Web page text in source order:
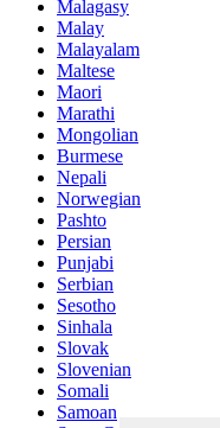
Malagasy
Malay
Malayalam
Maltese
Maori
Marathi
Mongolian
Burmese
Nepali
Norwegian
Pashto
Persian
Punjabi
Serbian
Sesotho
Sinhala
Slovak
Slovenian
Somali
Samoan